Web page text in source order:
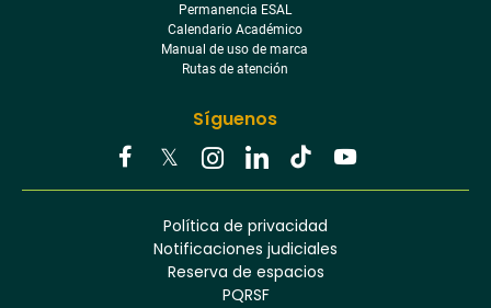
Síguenos
TwitterInstagramLinkedinTiktokYoutube
Permanencia ESAL
Calendario Académico
Manual de uso de marca
Rutas de atención
Política de privacidad
Notificaciones judiciales
Reserva de espacios
PQRSF